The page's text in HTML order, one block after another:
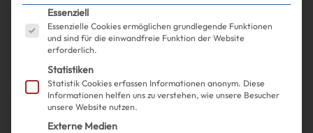
Es folgt eine Liste der Service-Gruppen, für die
Essenziell
Essenzielle Cookies ermöglichen grundlegende Funktionen
und sind für die einwandfreie Funktion der Website
erforderlich.
Statistiken
Statistik Cookies erfassen Informationen anonym. Diese
Informationen helfen uns zu verstehen, wie unsere Besucher
unsere Website nutzen.
Externe Medien